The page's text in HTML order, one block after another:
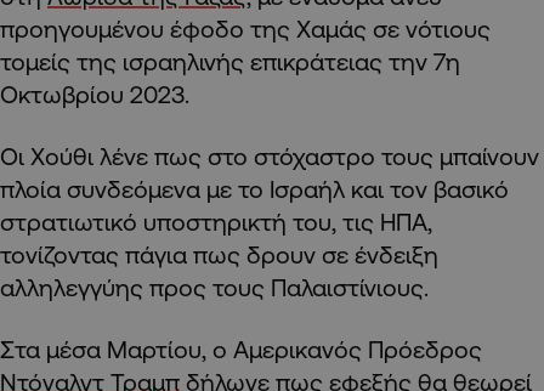
προηγουμένου έφοδο της Χαμάς σε νότιους
τομείς της ισραηλινής επικράτειας την 7η
Οκτωβρίου 2023.
Οι Χούθι λένε πως στο στόχαστρο τους μπαίνουν
πλοία συνδεόμενα με το Ισραήλ και τον βασικό
στρατιωτικό υποστηρικτή του, τις ΗΠΑ,
τονίζοντας πάγια πως δρουν σε ένδειξη
αλληλεγγύης προς τους Παλαιστίνιους.
Στα μέσα Μαρτίου, ο Αμερικανός Πρόεδρος
Ντόναλντ Τραμπ δήλωνε πως εφεξής θα θεωρεί